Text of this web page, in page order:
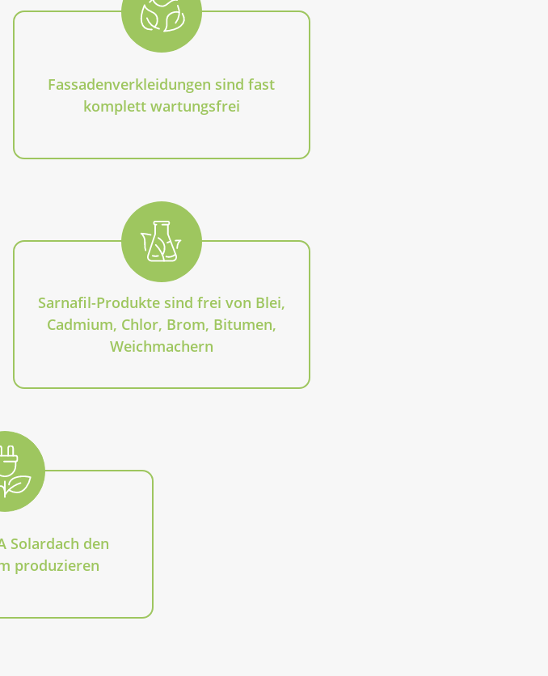
Fassadenverkleidungen sind fast
komplett wartungsfrei
Sarnafil-Produkte sind frei von Blei,
Cadmium, Chlor, Brom, Bitumen,
Weichmachern
Solardach den
produzieren